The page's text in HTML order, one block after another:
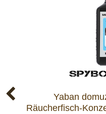
Yaban
Räucherfisch-